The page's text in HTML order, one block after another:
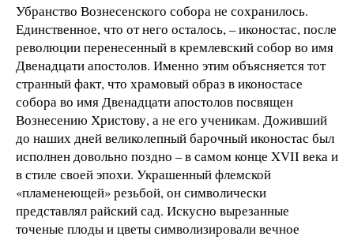
Убранство Вознесенского собора не сохранилось.
Единственное, что от него осталось, – иконостас, после
революции перенесенный в кремлевский собор во имя
Двенадцати апостолов. Именно этим объясняется тот
странный факт, что храмовый образ в иконостасе
собора во имя Двенадцати апостолов посвящен
Вознесению Христову, а не его ученикам. Доживший
до наших дней великолепный барочный иконостас был
исполнен довольно поздно – в самом конце XVII века и
в стиле своей эпохи. Украшенный флемской
«пламенеющей» резьбой, он символически
представлял райский сад. Искусно вырезанные
точеные плоды и цветы символизировали вечное